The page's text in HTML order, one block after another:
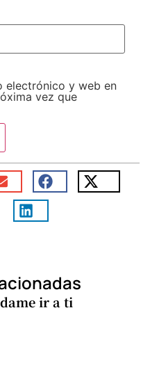
electrónico y web en
vez que
ir a ti